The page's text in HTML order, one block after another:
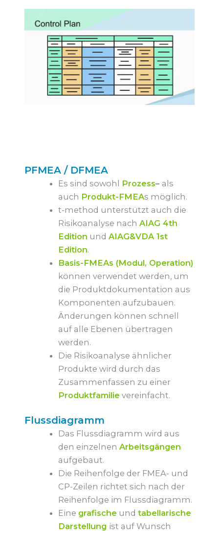
PFMEA / DFMEA
Es sind sowohl Prozess– als
auch Produkt-FMEAs möglich.
t-method unterstützt auch die
Risikoanalyse nachAIAG 4th
Edition und AIAG&VDA 1st
Edition.
Basis-FMEAs (Modul, Operation)
können verwendet werden, um
die Produktdokumentation aus
Komponenten aufzubauen.
Änderungen können schnell
auf alle Ebenen übertragen
werden.
Die Risikoanalyse ähnlicher
Produkte wird durch das
Zusammenfassen zu einer
Produktfamilie vereinfacht.
Flussdiagramm
Das Flussdiagramm wird aus
den einzelnenArbeitsgängen
aufgebaut.
Die Reihenfolge der FMEA- und
CP-Zeilen richtet sich nach der
Reihenfolge im Flussdiagramm.
Eine grafische undtabellarische
Darstellung ist auf Wunsch